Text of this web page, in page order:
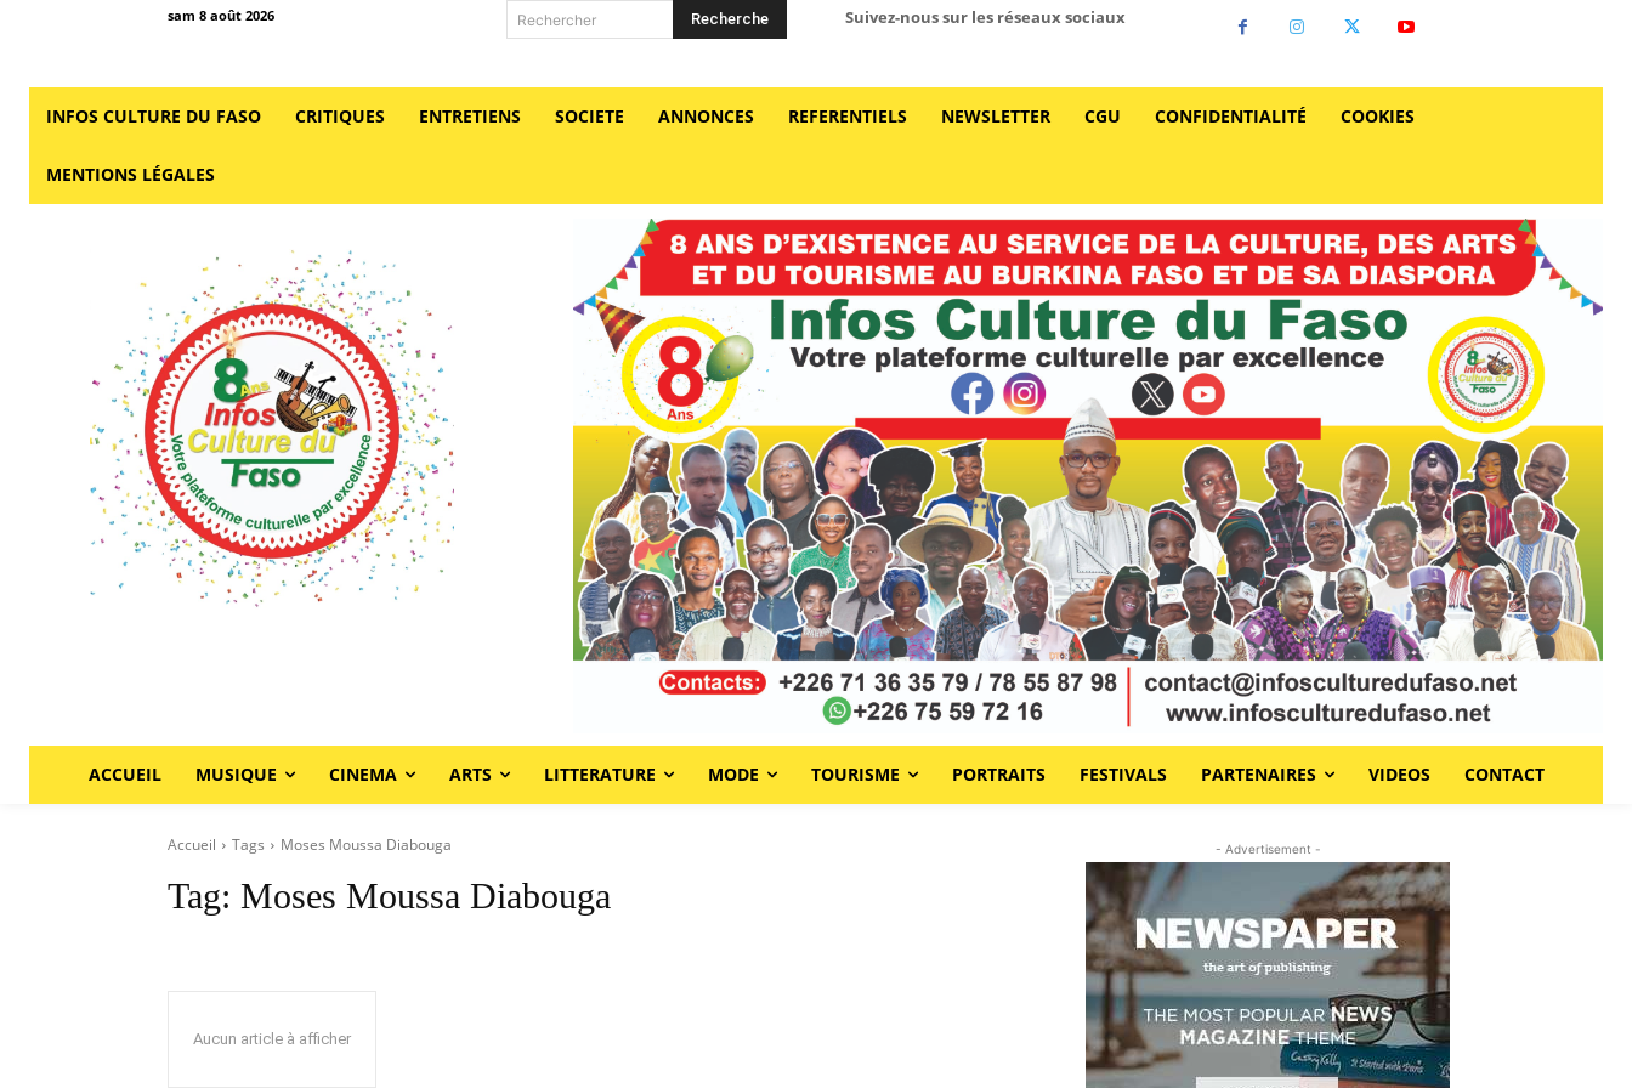
sam 8 août 2026 Rechercher Recherche Suivez-nous sur les réseaux sociaux
INFOS CULTURE DU FASO CRITIQUES ENTRETIENS SOCIETE ANNONCES REFERENTIELS NEWSLETTER CGU CONFIDENTIALITÉ COOKIES
MENTIONS LÉGALES
ACCUEIL MUSIQUE CINEMA ARTS LITTERATURE MODE TOURISME PORTRAITS FESTIVALS PARTENAIRES VIDEOS CONTACT
Accueil Tags Moses Moussa Diabouga
Tag: Moses Moussa Diabouga
Aucun article à afficher
- Advertisement -